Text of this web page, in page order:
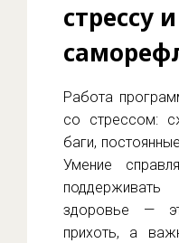
стрессу и
Работа
со стрессом:
баги,
Умение
здоровье —
прихоть, а